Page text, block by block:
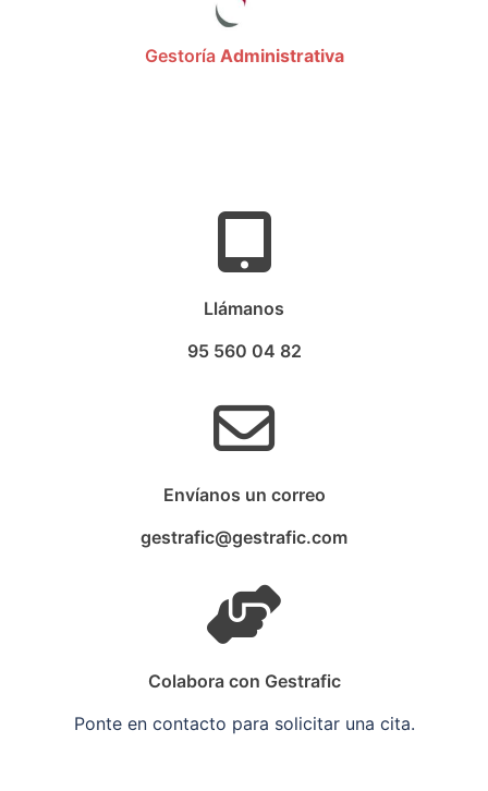
Gestoría Administrativa
Llámanos
95 560 04 82
Envíanos un correo
gestrafic@gestrafic.com
Colabora con Gestrafic
Ponte en contacto para solicitar una cita.